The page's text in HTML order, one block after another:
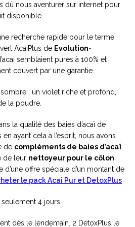
dû nous aventurer sur internet pour
disponible.
recherche rapide pour le terme
AcaiPlus de Evolution-
semblaient pures à 100% et
couvert par une garantie.
sombre ; un violet riche et profond,
la poudre.
la qualité des baies d’acaï de
ayant cela à l’esprit, nous avons
de compléments de baies d’acaï
de leur nettoyeur pour le côlon
d’une offre spéciale d’un montant de
le pack Acai Pur et DetoxPlus
4 jours.
dès le lendemain. 2 DetoxPlus le